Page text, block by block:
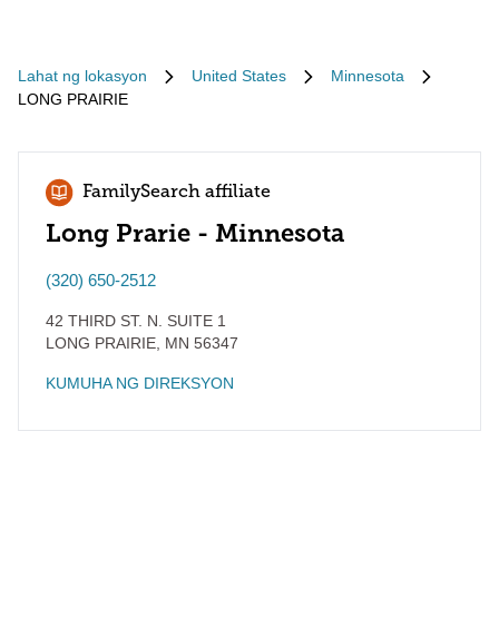
Lahat ng lokasyon United States
Minnesota
LONG PRAIRIE
FamilySearch affiliate
Long Prarie - Minnesota
(320) 650-2512
42 THIRD ST. N. SUITE 1
LONG PRAIRIE MN 56347
KUMUHA NG DIREKSYON